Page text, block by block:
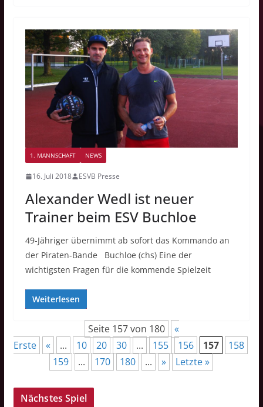
1. MANNSCHAFT NEWS
16. Juli 2018 ESVB Presse
Alexander Wedl ist neuer
Trainer beim ESV Buchloe
49-Jähriger übernimmt ab sofort das Kommando an
der Piraten-Bande Buchloe (chs) Eine der
wichtigsten Fragen für die kommende Spielzeit
Weiterlesen
Seite 157 von 180
«
Erste
« ... 10 20 30 ... 155 156 157
158
159
... 170 180 ... » Letzte »
Nächstes Spiel